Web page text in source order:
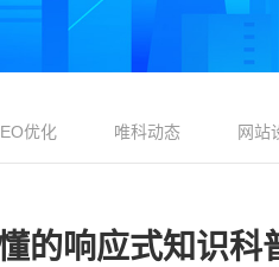
优化 唯科动态 网站
的响应式知识科